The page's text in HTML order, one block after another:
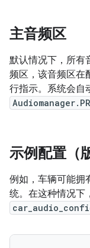
主音频区
默认情况下，所有
频区，该音频区在
行指示。系统会自
示例配置（
例如，车辆可能拥
统。在这种情况下